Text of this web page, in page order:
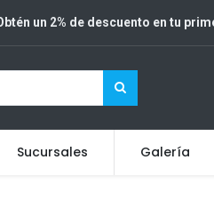
un 2% de descuento en tu
Sucursales Galería